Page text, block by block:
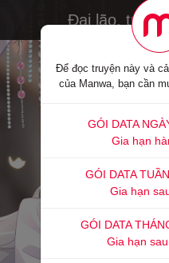
Đại lão, trả
Để đọc truyện này và
của Manwa, bạn cần
GÓI DATA
Gia hạn
GÓI DATA
Gia hạn
GÓI DATA
Gia hạn